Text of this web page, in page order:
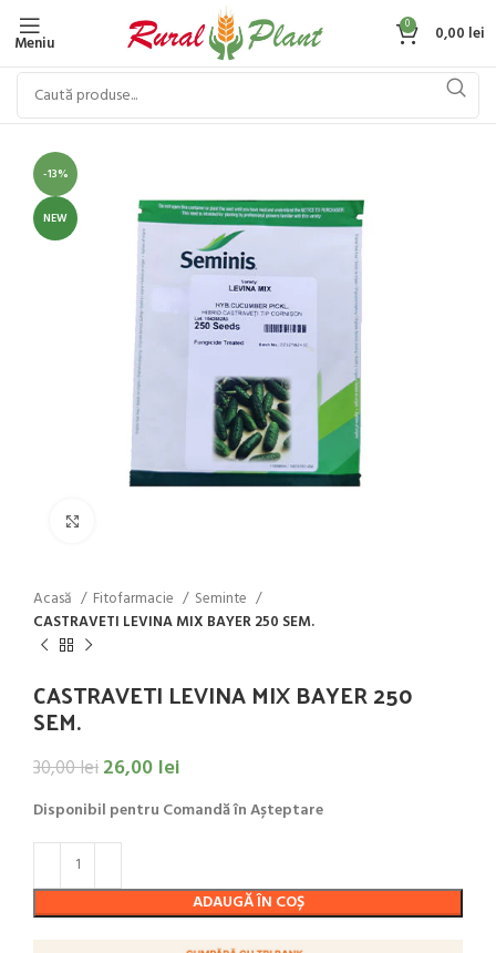
Meniu
0 0,00 lei
-13%
NEW
Acasă Fitofarmacie
Seminte
CASTRAVETI LEVINA MIX BAYER 250 SEM.
CASTRAVETI LEVINA MIX BAYER 250
SEM.
30,00lei26,00 lei
Disponibil pentru Comandă în Așteptare
ADAUGĂ ÎN COȘ